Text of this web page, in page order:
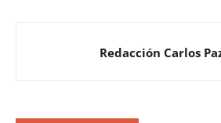
Redacción Carlos